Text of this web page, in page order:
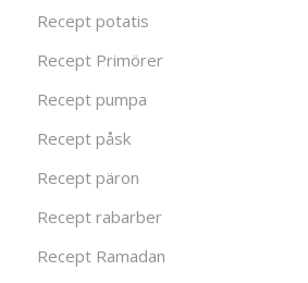
Recept potatis
Recept Primörer
Recept pumpa
Recept påsk
Recept päron
Recept rabarber
Recept Ramadan